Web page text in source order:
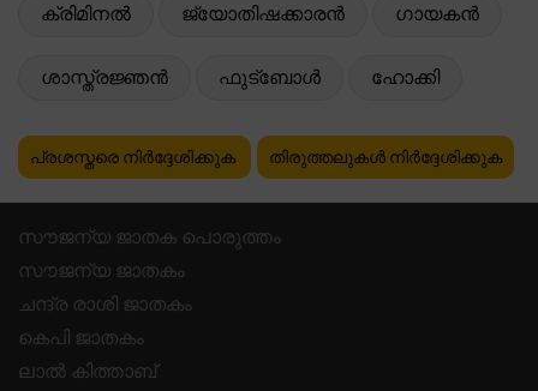
ക്രിമിനൽ ജ്യോതിഷക്കാരൻ ഗായകൻ
ശാസ്ത്രജ്ഞൻ ഫുട്ബോൾ ഹോക്കി
പ്രശസ്തരെ നിർദ്ദേശിക്കുക തിരുത്തലുകൾ നിർദ്ദേശിക്കുക
സൗജന്യ ജാതക പൊരുത്തം
സൗജന്യ ജാതകം
ചന്ദ്ര രാശി ജാതകം
കെപി ജാതകം
ലാൽ കിത്താബ്